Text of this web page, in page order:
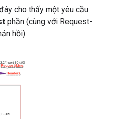
cho thấy một yêu cầu
phần (cùng với Request-
hồi).